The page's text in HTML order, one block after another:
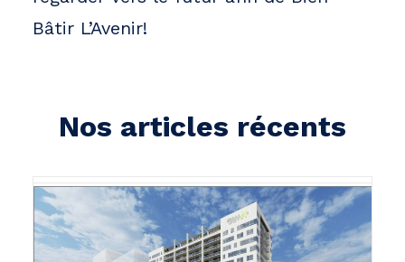
Bâtir L’Avenir!
Nos articles récents